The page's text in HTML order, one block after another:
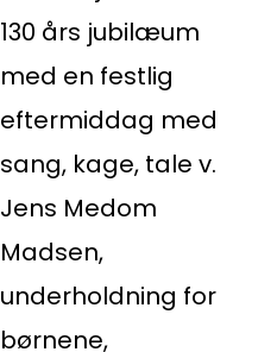
130 års jubilæum
med en festlig
eftermiddag med
sang, kage, tale v.
Jens Medom
Madsen,
underholdning for
børnene,